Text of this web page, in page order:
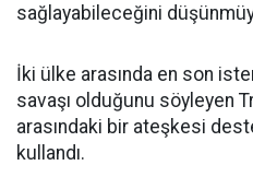
sağlayabileceğini
İki ülke arasında en son
savaşı olduğunu söyleyen
arasındaki bir ateşkesi
kullandı.